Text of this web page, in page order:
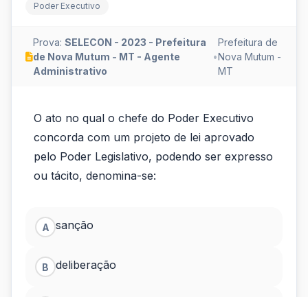
Poder Executivo
Prova: SELECON - 2023 - Prefeitura
de Nova Mutum - MT - Agente
Administrativo
•
Prefeitura de
Nova Mutum -
MT
O
ato
no
qual
chefe
do
O ato no qual o chefe do Poder Executivo
concorda com um projeto de lei aprovado
pelo Poder Legislativo, podendo ser expresso
ou tácito, denomina-se:
A sanção
B deliberação